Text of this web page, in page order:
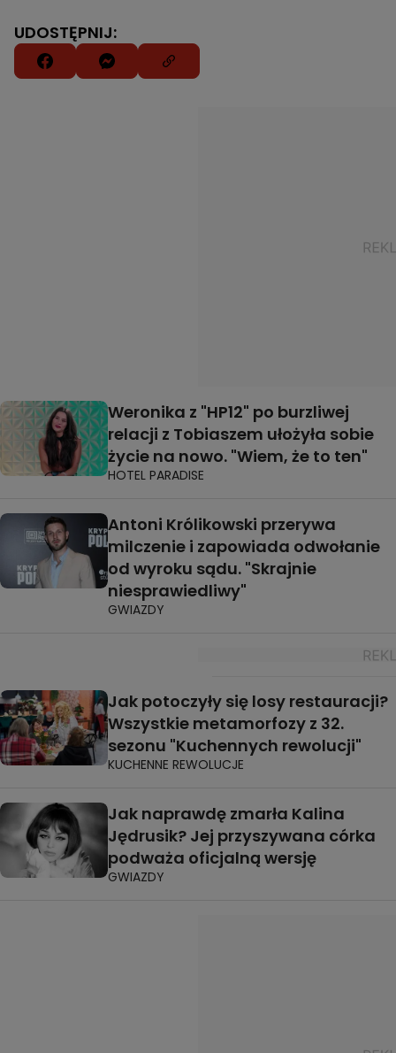
UDOSTĘPNIJ:
Weronika z "HP12" po burzliwej
relacji z Tobiaszem ułożyła sobie
życie na nowo. "Wiem, że to ten"
HOTEL PARADISE
Antoni Królikowski przerywa
milczenie i zapowiada odwołanie
od wyroku sądu. "Skrajnie
niesprawiedliwy"
GWIAZDY
Jak potoczyły się losy restauracji?
Wszystkie metamorfozy z 32.
sezonu "Kuchennych rewolucji"
KUCHENNE REWOLUCJE
Jak naprawdę zmarła Kalina
Jędrusik? Jej przyszywana córka
podważa oficjalną wersję
GWIAZDY